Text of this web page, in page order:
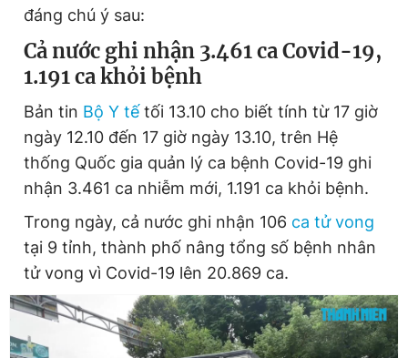
Hotline
0906 645 777 0908 780 404
Tổng biên tập: Nguyễn Ngọc Toàn
Phó tổng biên tập thường trực: Hải Thành
Phó tổng biên tập: Lâm Hiếu Dũng
Phó tổng biên tập: Trần Việt Hưng
Tổng thư ký tòa soạn: Đức Trung
Giấy phép xuất bản số 110/GP - BTTTT cấp ngày 24.3.2020
© 2003-2026 Bản quyền thuộc về Báo Thanh Niên. Cấm sao
chép dưới mọi hình thức nếu không có sự chấp thuận bằng văn
bản. Phát triển bởi ePi Technologies, JSC.
đáng chú ý sau:
Cả nước ghi nhận 3.461 ca Covid-19,
1.191 ca khỏi bệnh
Bản tin Bộ Y tếtối 13.10 cho biết tính từ 17 giờ
ngày 12.10 đến 17 giờ ngày 13.10, trên Hệ
thống Quốc gia quản lý ca bệnh Covid-19 ghi
nhận 3.461 ca nhiễm mới, 1.191 ca khỏi bệnh.
Trong ngày, cả nước ghi nhận 106 ca tử vong
tại 9 tỉnh, thành phố nâng tổng số bệnh nhân
tử vong vì Covid-19 lên 20.869 ca.